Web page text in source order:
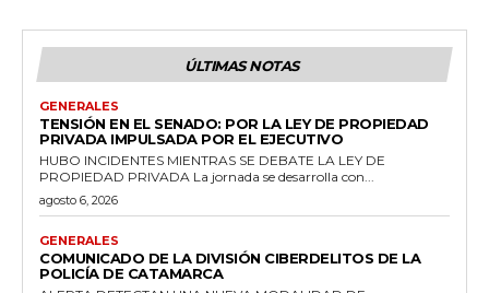
ÚLTIMAS NOTAS
GENERALES
TENSIÓN EN EL SENADO: POR LA LEY DE PROPIEDAD
PRIVADA IMPULSADA POR EL EJECUTIVO
HUBO INCIDENTES MIENTRAS SE DEBATE LA LEY DE
PROPIEDAD PRIVADA La jornada se desarrolla con...
agosto 6, 2026
GENERALES
COMUNICADO DE LA DIVISIÓN CIBERDELITOS DE LA
POLICÍA DE CATAMARCA